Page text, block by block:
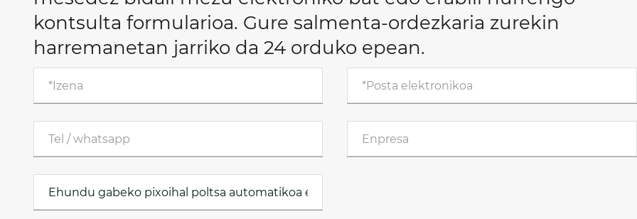
kontsulta formularioa. Gure salmenta-ordezkaria zurekin
harremanetan jarriko da 24 orduko epean.